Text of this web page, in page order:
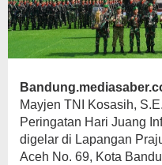
Mayjen TNI Kosasih,
Peringatan Hari Juang
digelar di Lapangan
Aceh No. 69, Kota